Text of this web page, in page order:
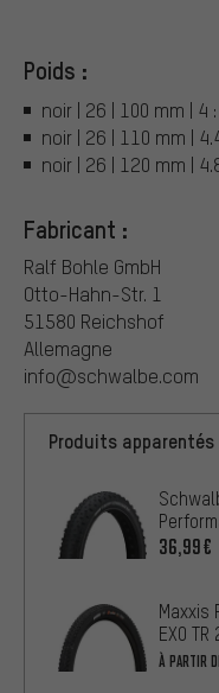
Poids :
noir | 26 | 100 mm | 4
noir | 26 | 110 mm |
noir | 26 | 120 mm |
Fabricant :
Ralf Bohle GmbH
Otto-Hahn-Str. 1
51580 Reichshof
Allemagne
info@schwalbe.com
Produits apparentés
36,99€
Maxxis
EXO TR
À PARTIR